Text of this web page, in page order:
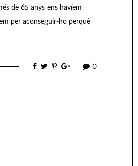
de 65 anys ens havíem
per aconseguir-ho perquè
0